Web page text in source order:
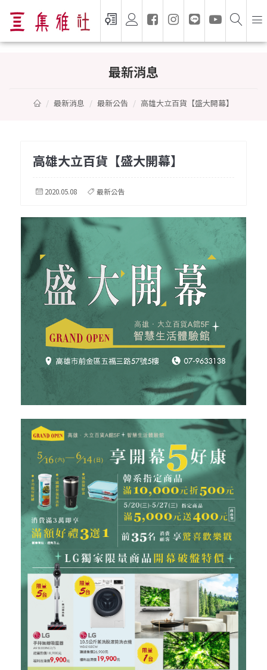
最新消息
最新消息 最新公告 高雄大立百貨【盛大開幕】
高雄大立百貨【盛大開幕】
2020.05.08 最新公告